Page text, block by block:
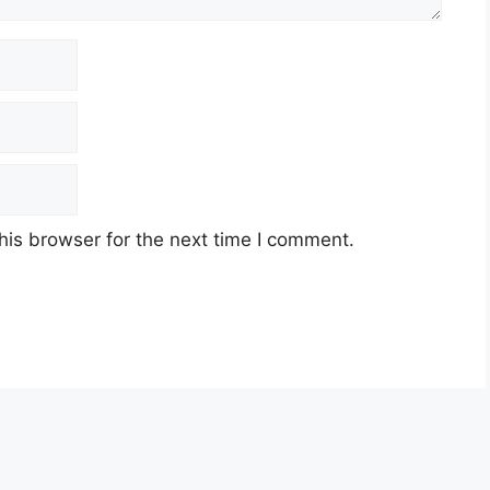
browser for the next time I comment.